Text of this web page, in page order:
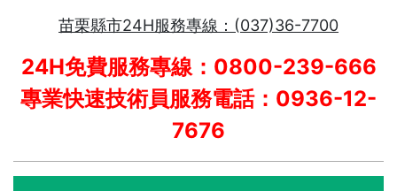
苗栗縣市24H服務專線：(037)36-7700
24H免費服務專線：0800-239-666
專業快速技術員服務電話：0936-12-
7676